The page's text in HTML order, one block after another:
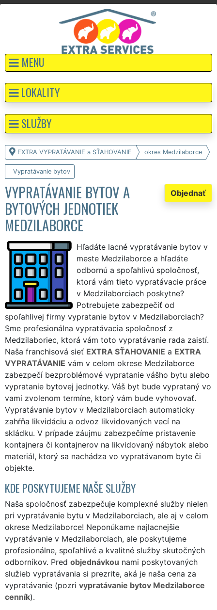
MENU
EXTRA VYPRATÁVANIE a SŤAHOVANIE okres Medzilaborce
Vypratávanie bytov
Objednať
VYPRATÁVANIE BYTOV A
BYTOVÝCH JEDNOTIEK
MEDZILABORCE
Hľadáte lacné vypratávanie bytov v
meste Medzilaborce a hľadáte
odbornú a spoľahlivú spoločnosť,
ktorá vám tieto vypratávacie práce
v Medzilaborciach poskytne?
Potrebujete zabezpečiť od
spoľahlivej firmy vypratanie bytov v Medzilaborciach?
Sme profesionálna vypratávacia spoločnosť z
Medzilaboriec, ktorá vám toto vypratávanie rada zaistí.
Naša franchisová sieť EXTRA SŤAHOVANIE a EXTRA
VYPRATÁVANIE vám v celom okrese Medzilaborce
zabezpečí bezproblémové vypratanie vášho bytu alebo
vypratanie bytovej jednotky. Váš byt bude vyprataný vo
vami zvolenom termíne, ktorý vám bude vyhovovať.
Vypratávanie bytov v Medzilaborciach automaticky
zahŕňa likvidáciu a odvoz likvidovaných vecí na
skládku. V prípade záujmu zabezpečíme pristavenie
kontajnera či kontajnerov na likvidovaný nábytok alebo
materiál, ktorý sa nachádza vo vypratávanom byte či
objekte.
KDE POSKYTUJEME NAŠE SLUŽBY
Naša spoločnosť zabezpečuje komplexné služby nielen
pri vypratávanie bytu v Medzilaborciach, ale aj v celom
okrese Medzilaborce! Neponúkame najlacnejšie
vypratávanie v Medzilaborciach, ale poskytujeme
profesionálne, spoľahlivé a kvalitné služby skutočných
odborníkov. Pred objednávkou nami poskytovaných
služieb vypratávania si prezrite, aká je naša cena za
vypratávanie (pozri vypratávanie bytov Medzilaborce
cenník).
LOKALITY
SLUŽBY